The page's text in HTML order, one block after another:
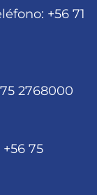
+56 71
2768000
75